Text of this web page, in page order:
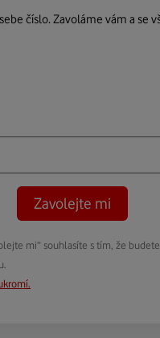
číslo. Zavoláme vám a se
Zavolejte mi
mi“ souhlasíte s tím, že